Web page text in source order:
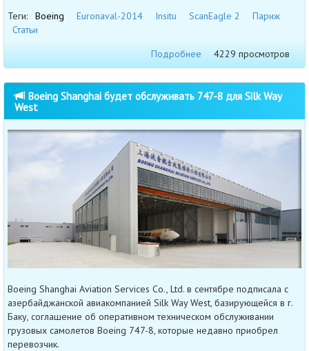
Теги: Boeing Euronaval-2014 Insitu ScanEagle 2
Париж
Статьи
Подробнее
4229 просмотров
Boeing Shanghai будет обслуживать 747-8 для Silk Way
West
Boeing Shanghai Aviation Services Co., Ltd. в сентябре подписала с
азербайджанской авиакомпанией Silk Way West, базирующейся в г.
Баку, соглашение об оперативном техническом обслуживании
грузовых самолетов Boeing 747-8, которые недавно приобрел
перевозчик.